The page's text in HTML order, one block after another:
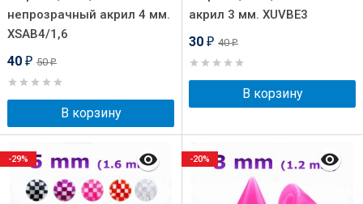
непрозрачный акрил 4 мм.
XSAB4/1,6
40 ₽ 50₽
В корзину
акрил 3 мм. XUVBE3
30 ₽ 40₽
В корзину
-29% -20%